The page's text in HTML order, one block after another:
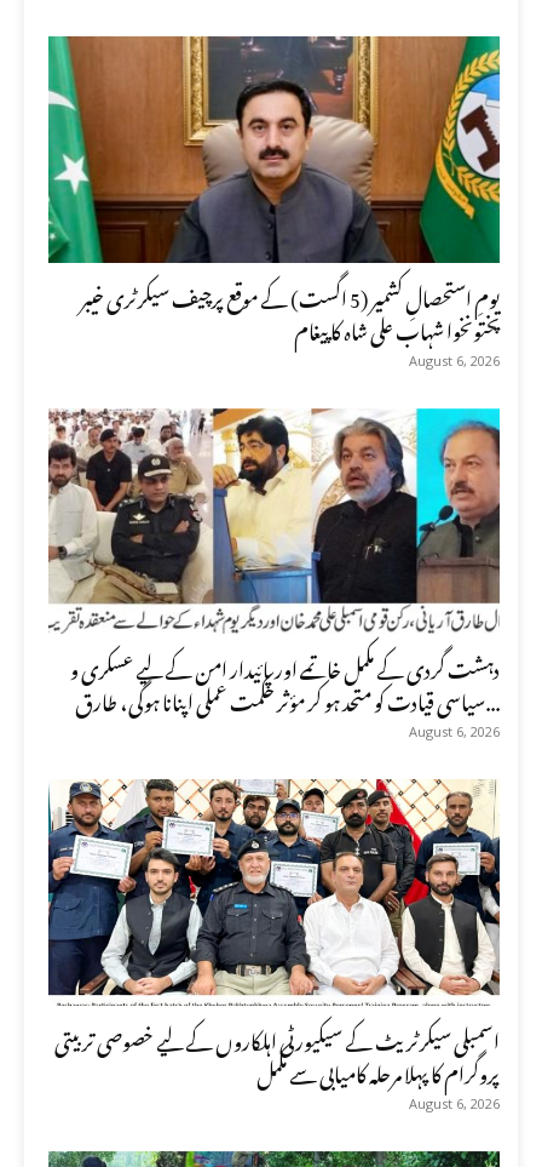
یومِ استحصالِ کشمیر (5 اگست) کے موقع پرچیف سیکرٹری خیبر
پختونخوا شہاب علی شاہ کا پیغام
August 6, 2026
دہشت گردی کے مکمل خاتمے اور پائیدار امن کے لیے عسکری و
سیاسی قیادت کو متحد ہو کر مؤثر حکمت عملی اپنانا ہوگی، طارق...
August 6, 2026
اسمبلی سیکرٹریٹ کے سیکیورٹی اہلکاروں کے لیے خصوصی تربیتی
پروگرام کا پہلا مرحلہ کامیابی سے مکمل
August 6, 2026